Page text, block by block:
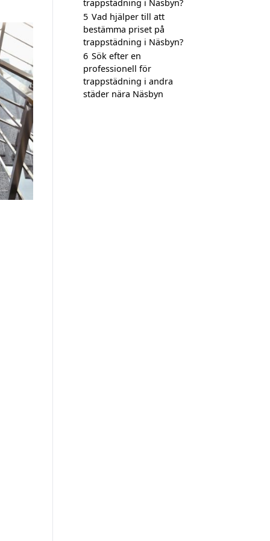
trappstädning i Näsbyn?
5 Vad hjälper till att
bestämma priset på
trappstädning i Näsbyn?
6 Sök efter en
professionell för
trappstädning i andra
städer nära Näsbyn